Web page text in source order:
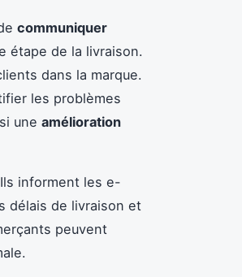
communiquer
étape de la livraison.
dans la marque.
les problèmes
une amélioration
informent les e-
délais de livraison et
peuvent